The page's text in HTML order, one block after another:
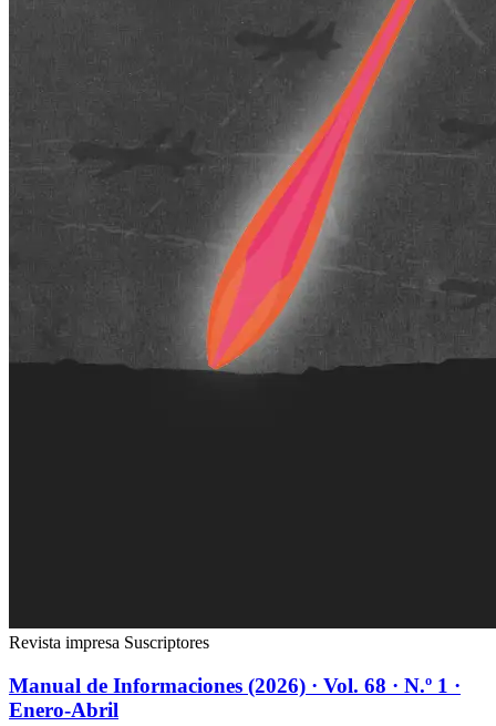
Revista impresa Suscriptores
Manual de Informaciones (2026) · Vol. 68 · N.º 1 ·
Enero-Abril